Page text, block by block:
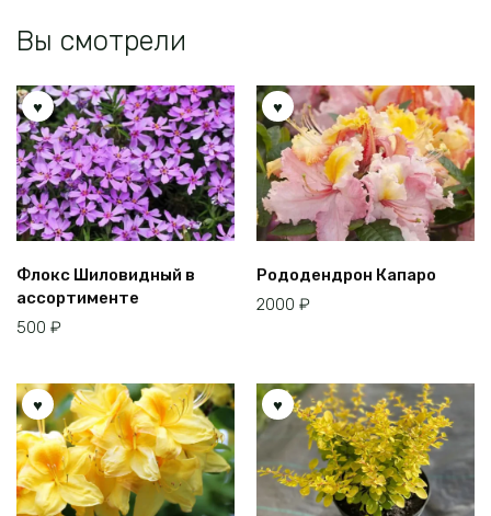
Вы смотрели
Флокс Шиловидный в
ассортименте
500 ₽
Рододендрон Капаро
2000 ₽